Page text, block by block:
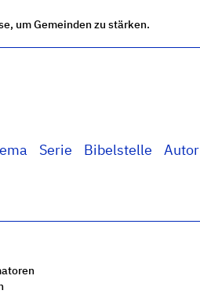
um Gemeinden zu stärken.
Serie Bibelstelle Autor